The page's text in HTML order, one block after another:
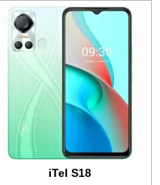
iTel S18
الذاكرة الداخلية:
الرام:
2 جيجابايت
الكاميرا:2 ميجابكسل
المعالج:Unisoc SC9863A
البطارية:3020 مللي أمبير
عرض الموصفات ←